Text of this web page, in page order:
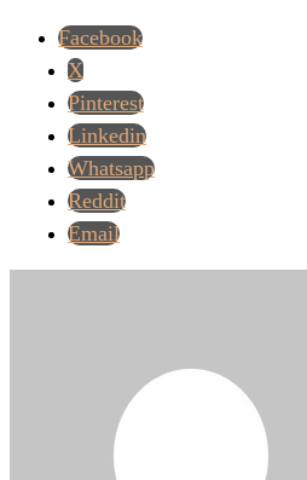
Facebook
X
Pinterest
Linkedin
Whatsapp
Reddit
Email